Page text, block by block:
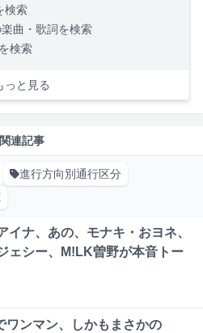
検索
曲・歌詞を検索
検索
っと見る
関連記事
進行方向別通行区分
イナ、あの、モナキ・おヨネ、
ェシー、M!LK曽野が本音トー
ワンマン、しかもまさかの